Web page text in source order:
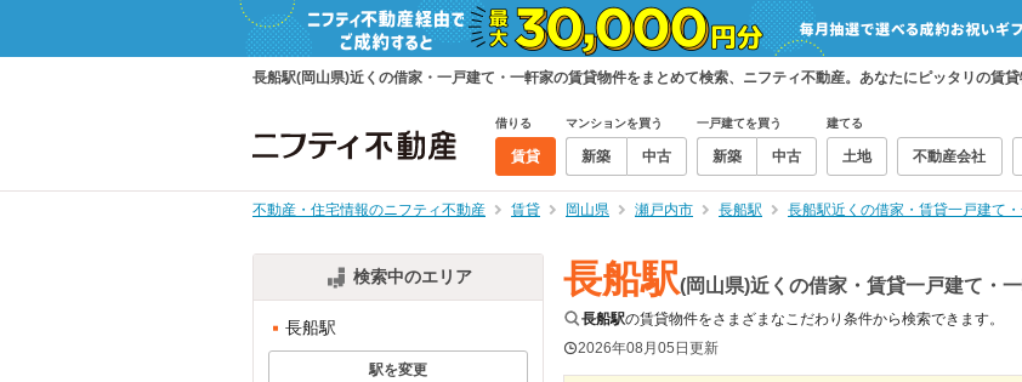
長船駅(岡山県)近くの借家・一戸建て・一軒家の賃貸物件をまとめて検索、ニフティ不動産。あなたにピッタリの賃貸
借りる
賃貸
マンションを買う
新築 中古
一戸建てを買う
新築 中古
建てる
土地 不動産会社
不動産・住宅情報のニフティ不動産 賃貸 岡山県 瀬戸内市 長船駅 長船駅近くの借家・賃貸一戸建て
検索中のエリア
長船駅
駅を変更
長船駅(岡山県)近くの借家・賃貸一戸建て・
長船駅の賃貸物件をさまざまなこだわり条件から検索できます。
2026年08月05日更新